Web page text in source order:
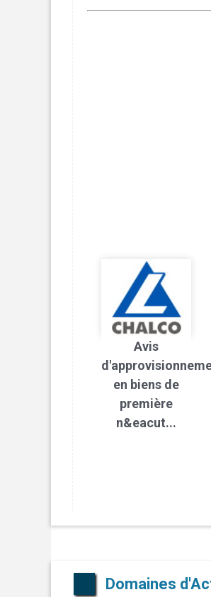
Avis
en biens de
première
n&eacut...
Domaines